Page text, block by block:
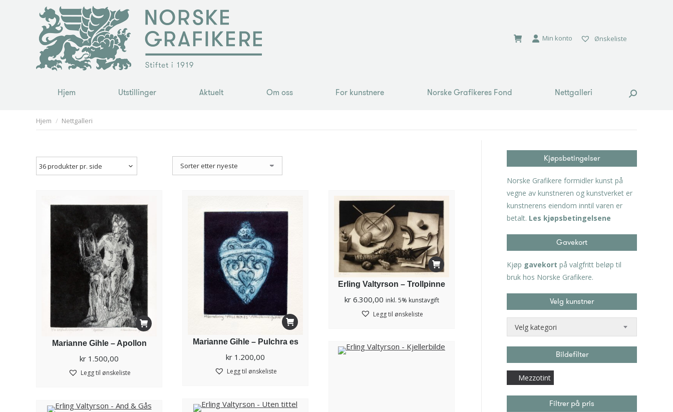
Min konto Ønskeliste
Hjem Utstillinger Aktuelt Om oss For kunstnere Norske Grafikeres Fond Nettgalleri Search:
You are here:
Hjem Nettgalleri
Marianne Gihle – Apollon
kr 1.500,00
Legg til ønskeliste
Marianne Gihle – Pulchra es
kr 1.200,00
Legg til ønskeliste
Erling Valtyrson – Trollpinne
kr6.300,00 inkl. 5% kunstavgift
Legg til ønskeliste
Kjøpsbetingelser
Norske Grafikere formidler kunst på
vegne av kunstneren og kunstverket er
kunstnerens eiendom inntil varen er
betalt. Les kjøpsbetingelsene
Gavekort
Kjøp gavekort på valgfritt beløp til
bruk hos Norske Grafikere.
Velg kunstner
Velg kategori
Bildefilter
Mezzotint
Filtrer på pris
Hjem Utstillinger Aktuelt